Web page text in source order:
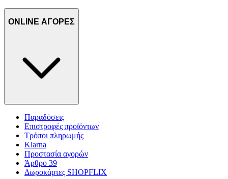
ONLINE ΑΓΟΡΕΣ
Παραδόσεις
Επιστροφές προϊόντων
Τρόποι πληρωμής
Klarna
Προστασία αγορών
Άρθρο 39
Δωροκάρτες SHOPFLIX